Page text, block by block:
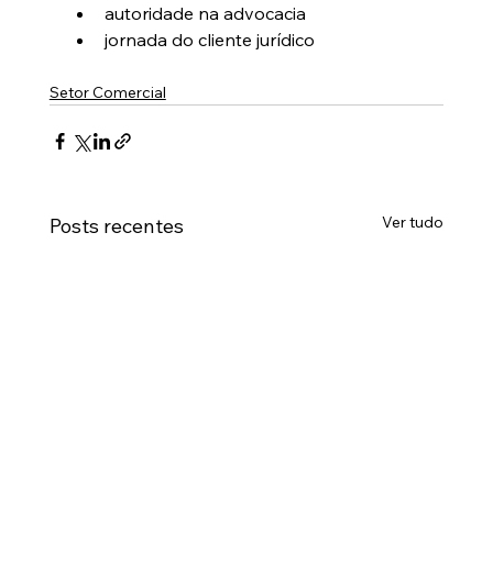
autoridade na advocacia
jornada do cliente jurídico
Setor Comercial
Posts recentes Ver tudo